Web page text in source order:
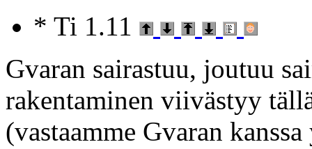
* Ti 1.11
Gvaran sairastuu, joutuu
rakentaminen viivästyy
(vastaamme Gvaran